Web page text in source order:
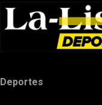
Deportes